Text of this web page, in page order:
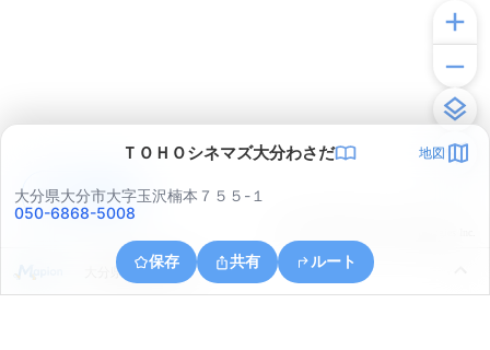
ＴＯＨＯシネマズ大分わさだ 地図
大分県大分市大字玉沢楠本７５５-１
050-6868-5008
保存 共有 ルート
大分県大分市岡川
アプリで見る